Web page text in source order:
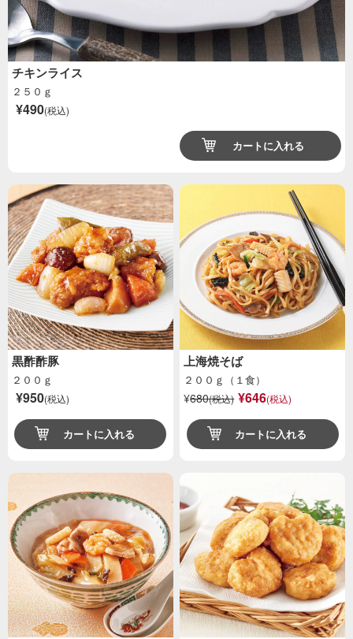
チキンライス
２５０ｇ
¥490(税込)
カートに入れる
黒酢酢豚
２００ｇ
¥950(税込)
カートに入れる
上海焼そば
２００ｇ（１食）
¥680(税込) ¥646(税込)
カートに入れる